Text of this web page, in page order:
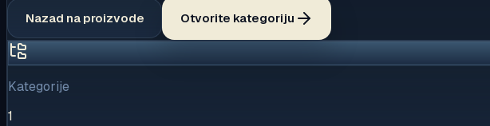
Nazad na proizvode Otvorite kategoriju
Kategorije
1